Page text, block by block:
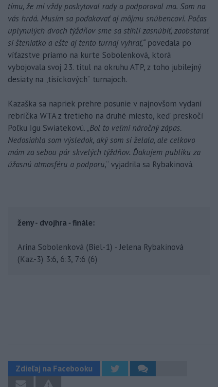
tímu, že mi vždy poskytoval rady a podporoval ma. Som na
vás hrdá. Musím sa poďakovať aj môjmu snúbencovi. Počas
uplynulých dvoch týždňov sme sa stihli zasnúbiť, zaobstarať
si šteniatko a ešte aj tento turnaj vyhrať,“ povedala po
víťazstve priamo na kurte Sobolenková, ktorá
vybojovala svoj 23. titul na okruhu ATP, z toho jubilejný
desiaty na „tisíckových“ turnajoch.
Kazaška sa napriek prehre posunie v najnovšom vydaní
rebríčka WTA z tretieho na druhé miesto, keď preskočí
Poľku Igu Swiatekovú. „Bol to veľmi náročný zápas.
Nedosiahla som výsledok, aký som si želala, ale celkovo
mám za sebou pár skvelých týždňov. Ďakujem publiku za
úžasnú atmosféru a podporu,“ vyjadrila sa Rybakinová.
ženy - dvojhra - finále:
Arina Sobolenková (Biel.-1) - Jelena Rybakinová
(Kaz.-3) 3:6, 6:3, 7:6 (6)
Zdieľaj na Facebooku